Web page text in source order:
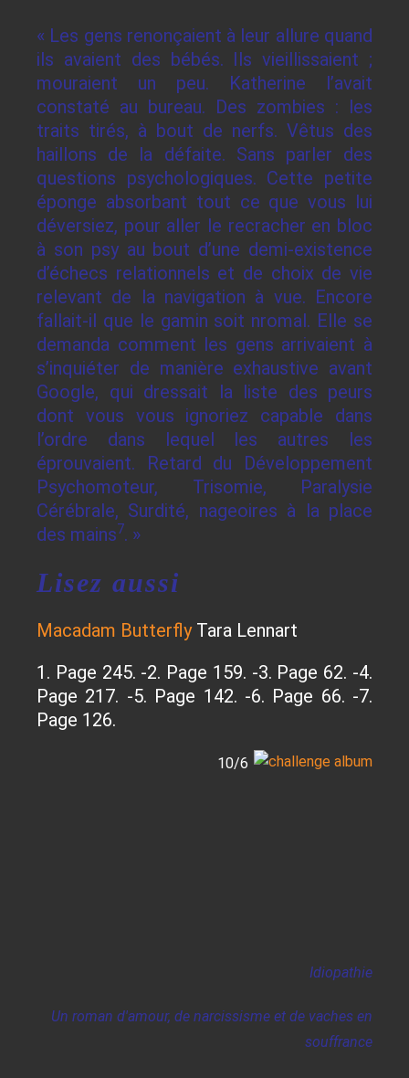
« Les gens renonçaient à leur allure quand
ils avaient des bébés. Ils vieillissaient ;
mouraient un peu. Katherine l’avait
constaté au bureau. Des zombies : les
traits tirés, à bout de nerfs. Vêtus des
haillons de la défaite. Sans parler des
questions psychologiques. Cette petite
éponge absorbant tout ce que vous lui
déversiez, pour aller le recracher en bloc
à son psy au bout d’une demi-existence
d’échecs relationnels et de choix de vie
relevant de la navigation à vue. Encore
fallait-il que le gamin soit nromal. Elle se
demanda comment les gens arrivaient à
s’inquiéter de manière exhaustive avant
Google, qui dressait la liste des peurs
dont vous vous ignoriez capable dans
l’ordre dans lequel les autres les
éprouvaient. Retard du Développement
Psychomoteur, Trisomie, Paralysie
Cérébrale, Surdité, nageoires à la place
des mains7. »
Lisez aussi
Macadam ButterflyTara Lennart
1. Page 245. -2. Page 159. -3. Page 62. -4.
Page 217. -5. Page 142. -6. Page 66. -7.
Page 126.
10/6
Idiopathie
Un roman d'amour, de narcissisme et de vaches en
souffrance